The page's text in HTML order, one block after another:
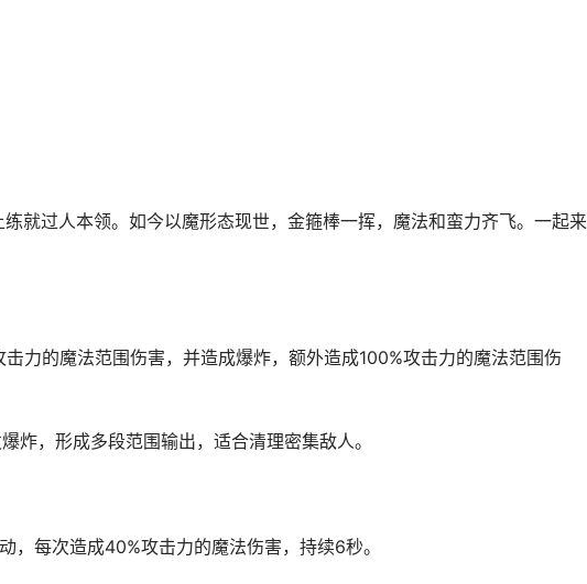
过人本领。如今以魔形态现世，金箍棒一挥，魔法和蛮力齐飞。一起来
的魔法范围伤害，并造成爆炸，额外造成100%攻击力的魔法范围伤
，形成多段范围输出，适合清理密集敌人。
每次造成40%攻击力的魔法伤害，持续6秒。